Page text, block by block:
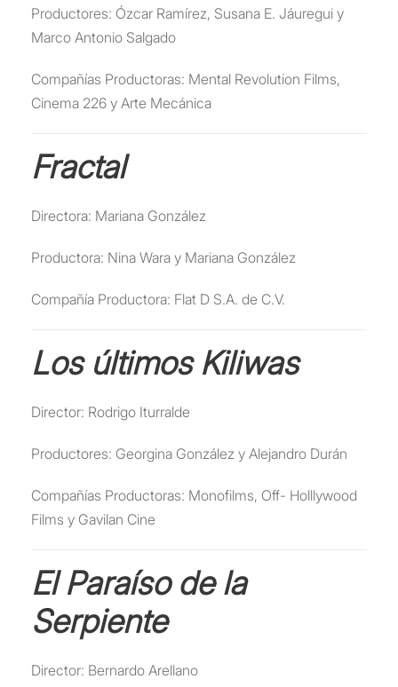
Productores: Ózcar Ramírez, Susana E. Jáuregui y
Marco Antonio Salgado
Compañías Productoras: Mental Revolution Films,
Cinema 226 y Arte Mecánica
Fractal
Directora: Mariana González
Productora: Nina Wara y Mariana González
Compañía Productora: Flat D S.A. de C.V.
Los últimos Kiliwas
Director: Rodrigo Iturralde
Productores: Georgina González y Alejandro Durán
Compañías Productoras: Monofilms, Off- Holllywood
Films y Gavilan Cine
El Paraíso de la
Serpiente
Director: Bernardo Arellano